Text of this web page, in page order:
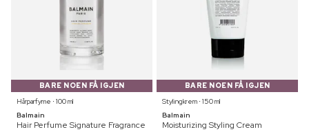
BARE NOEN FÅ IGJEN
Hårparfyme ⋅ 100 ml
Balmain
Hair Perfume Signature Fragrance
BARE NOEN FÅ IGJEN
Stylingkrem ⋅ 150 ml
Balmain
Moisturizing Styling Cream